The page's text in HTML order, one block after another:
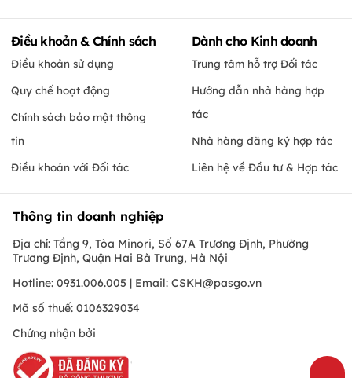
Điều khoản & Chính sách
Điều khoản sử dụng
Quy chế hoạt động
Chính sách bảo mật thông
tin
Điều khoản với Đối tác
Dành cho Kinh doanh
Trung tâm hỗ trợ Đối tác
Hướng dẫn nhà hàng hợp
tác
Nhà hàng đăng ký hợp tác
Liên hệ về Đầu tư & Hợp tác
Thông tin doanh nghiệp
Địa chỉ: Tầng 9, Tòa Minori, Số 67A Trương Định, Phường
Trương Định, Quận Hai Bà Trưng, Hà Nội
Hotline: 0931.006.005 | Email: CSKH@pasgo.vn
Mã số thuế: 0106329034
Chứng nhận bởi